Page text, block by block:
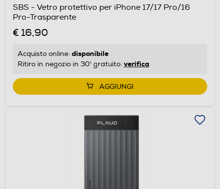
SBS - Vetro protettivo per iPhone 17/17 Pro/16
Pro-Trasparente
€ 16,90
Acquisto online: disponibile
Ritiro in negozio in 30' gratuito: verifica
AGGIUNGI